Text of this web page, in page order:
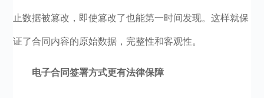
止数据被篡改，即使篡改了也能第一时间发现。这样就保
证了合同内容的原始数据，完整性和客观性。
电子合同签署方式更有法律保障